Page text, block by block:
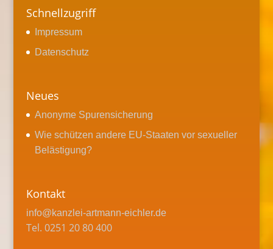
Schnellzugriff
Impressum
Datenschutz
Neues
Anonyme Spurensicherung
Wie schützen andere EU-Staaten vor sexueller
Belästigung?
Kontakt
info@kanzlei-artmann-eichler.de
Tel. 0251 20 80 400